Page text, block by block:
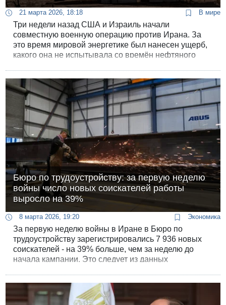
21 марта 2026, 18:18 В мире
Три недели назад США и Израиль начали
совместную военную операцию против Ирана. За
это время мировой энергетике был нанесен ущерб,
какого она не испытывала со времён нефтяного
Бюро по трудоустройству: за первую неделю
войны число новых соискателей работы
выросло на 39%
8 марта 2026, 19:20 Экономика
За первую неделю войны в Иране в Бюро по
трудоустройству зарегистрировались 7 936 новых
соискателей - на 39% больше, чем за неделю до
начала кампании. Это следует из данных